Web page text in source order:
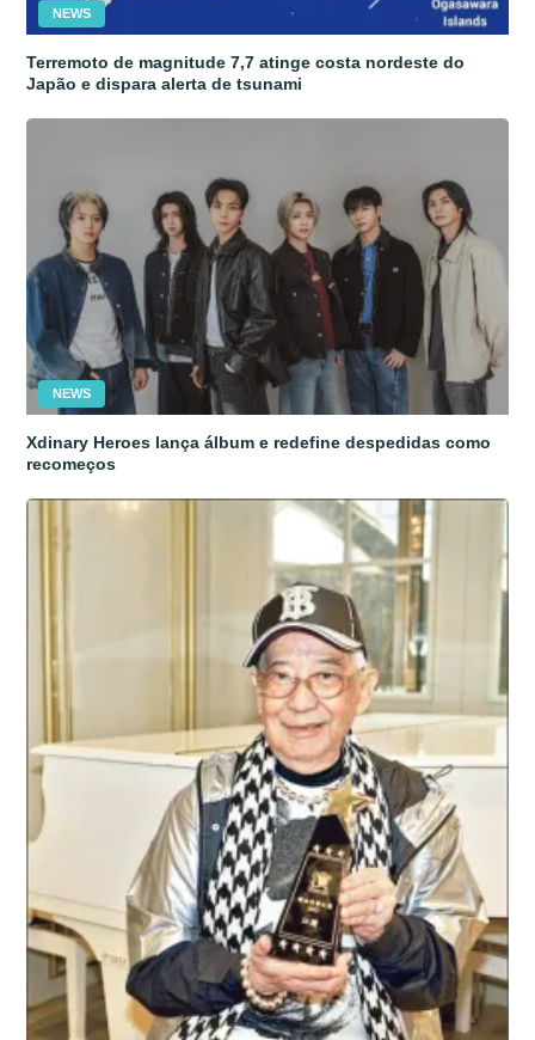
NEWS
Terremoto de magnitude 7,7 atinge costa nordeste do
Japão e dispara alerta de tsunami
NEWS
Xdinary Heroes lança álbum e redefine despedidas como
recomeços